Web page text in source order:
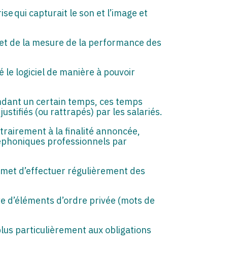
qui capturait le son et l’image et
de la mesure de la performance des
le logiciel de manière à pouvoir
un certain temps, ces temps
(ou rattrapés) par les salariés.
à la finalité annoncée,
professionnels par
d’effectuer régulièrement des
d’ordre privée (mots de
particulièrement aux obligations